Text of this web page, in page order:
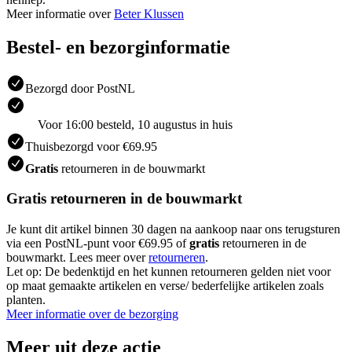
Meer informatie overBeter Klussen
Bestel- en bezorginformatie
Bezorgd door PostNL
Voor 16:00 besteld, 10 augustus in huis
Thuisbezorgd voor €69.95
Gratis retourneren in de bouwmarkt
Gratis retourneren in de bouwmarkt
Je kunt dit artikel binnen 30 dagen na aankoop naar ons terugsturen
via een PostNL-punt voor €69.95 ofgratis retourneren in de
bouwmarkt. Lees meer overretourneren.
Let op: De bedenktijd en het kunnen retourneren gelden niet voor
op maat gemaakte artikelen en verse/ bederfelijke artikelen zoals
planten.
Meer informatie over de bezorging
Meer uit deze actie